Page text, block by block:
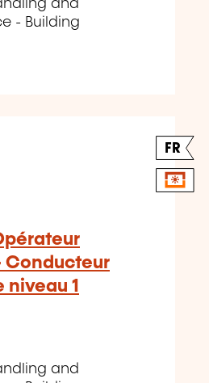
and
- Building
FR
Conducteur
niveau 1
and